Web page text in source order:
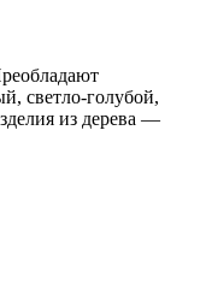
светло-голубой,
из дерева —